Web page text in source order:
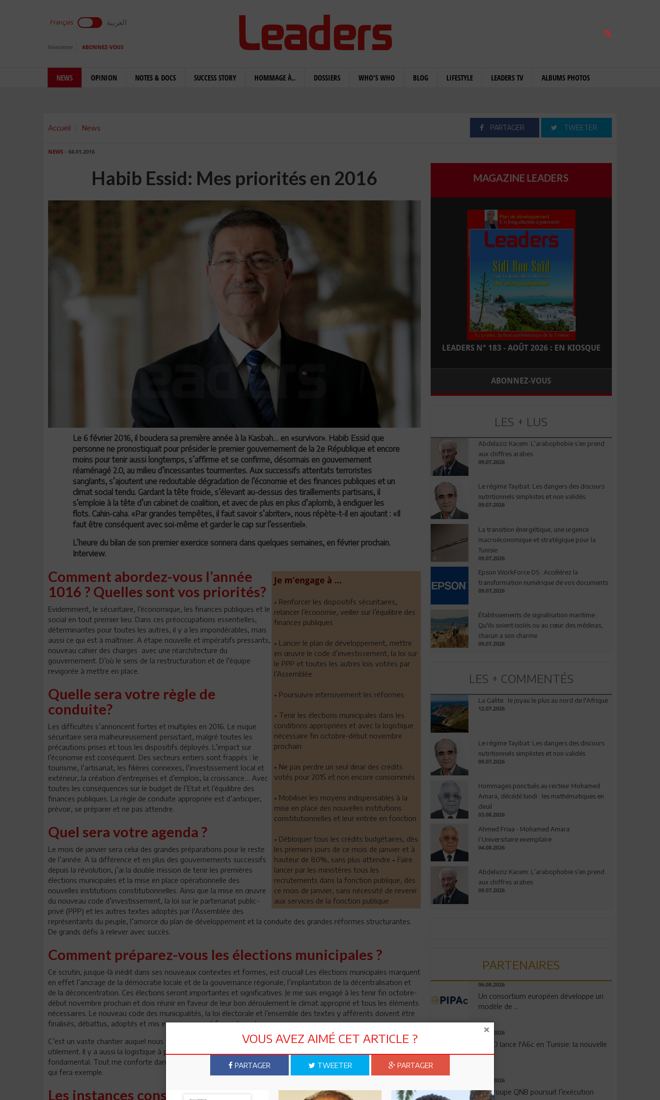
Français العربية
Newsletter ABONNEZ-VOUS
NEWS OPINION NOTES & DOCS SUCCESS STORY HOMMAGE À.. DOSSIERS WHO'S WHO BLOG LIFESTYLE LEADERS TV ALBUMS PHOTOS
Accueil News PARTAGER TWEETER
NEWS - 04.01.2016
Habib Essid: Mes priorités en 2016
Le 6 février 2016, il bouclera sa première année à la Kasbah… en «survivor». Habib Essid que
personne ne pronostiquait pour présider le premier gouvernement de la 2e République et encore
moins pour tenir aussi longtemps, s’affirme et se confirme, désormais en gouvernement
réaménagé 2.0, au milieu d’incessantes tourmentes. Aux successifs attentats terroristes
sanglants, s’ajoutent une redoutable dégradation de l’économie et des finances publiques et un
climat social tendu. Gardant la tête froide, s’élevant au-dessus des tiraillements partisans, il
s’emploie à la tête d’un cabinet de coalition, et avec de plus en plus d’aplomb, à endiguer les
flots. Cahin-caha. «Par grandes tempêtes, il faut savoir s’abriter», nous répète-t-il en ajoutant : «Il
faut être conséquent avec soi-même et garder le cap sur l’essentiel».
L’heure du bilan de son premier exercice sonnera dans quelques semaines, en février prochain.
Interview.
Je m’engage à …
• Renforcer les dispositifs sécuritaires,
relancer l’économie, veiller sur l’équilibre des
finances publiques
• Lancer le plan de développement, mettre
en œuvre le code d’investissement, la loi sur
le PPP et toutes les autres lois votées par
l’Assemblée
• Poursuivre intensivement les réformes
• Tenir les élections municipales dans les
conditions appropriées et avec la logistique
nécessaire fin octobre-début novembre
prochain
• Ne pas perdre un seul dinar des crédits
votés pour 2015 et non encore consommés
• Mobiliser les moyens indispensables à la
mise en place des nouvelles institutions
constitutionnelles et leur entrée en fonction
• Débloquer tous les crédits budgétaires, dès
les premiers jours de ce mois de janvier et à
hauteur de 80%, sans plus attendre • Faire
lancer par les ministères tous les
recrutements dans la fonction publique, dès
ce mois de janvier, sans nécessité de revenir
aux services de la fonction publique
Comment abordez-vous l’année
1016 ? Quelles sont vos priorités?
Evidemment, le sécuritaire, l’économique, les finances publiques et le
social en tout premier lieu. Dans ces préoccupations essentielles,
déterminantes pour toutes les autres, il y a les impondérables, mais
aussi ce qui est à maîtriser. A étape nouvelle et impératifs pressants,
nouveau cahier des charges avec une réarchitecture du
gouvernement. D’où le sens de la restructuration et de l’équipe
revigorée à mettre en place.
Quelle sera votre règle de
conduite?
Les difficultés s’annoncent fortes et multiples en 2016. Le risque
sécuritaire sera malheureusement persistant, malgré toutes les
précautions prises et tous les dispositifs déployés. L’impact sur
l’économie est conséquent. Des secteurs entiers sont frappés : le
tourisme, l’artisanat, les filières connexes, l’investissement local et
extérieur, la création d’entreprises et d’emplois, la croissance… Avec
toutes les conséquences sur le budget de l’Etat et l’équilibre des
finances publiques. La règle de conduite appropriée est d’anticiper,
prévoir, se préparer et ne pas attendre.
Quel sera votre agenda ?
Le mois de janvier sera celui des grandes préparations pour le reste
de l’année. A la différence et en plus des gouvernements successifs
depuis la révolution, j’ai la double mission de tenir les premières
élections municipales et la mise en place opérationnelle des
nouvelles institutions constitutionnelles. Ainsi que la mise en œuvre
du nouveau code d’investissement, la loi sur le partenariat public-
privé (PPP) et les autres textes adoptés par l’Assemblée des
représentants du peuple, l’amorce du plan de développement et la conduite des grandes réformes structurantes.
De grands défis à relever avec succès.
Comment préparez-vous les élections municipales ?
Ce scrutin, jusque-là inédit dans ses nouveaux contextes et formes, est crucial! Les élections municipales marquent
en effet l’ancrage de la démocratie locale et de la gouvernance régionale, l’implantation de la décentralisation et
de la déconcentration. Ces élections seront importantes et significatives. Je me suis engagé à les tenir fin octobre-
début novembre prochain et dois réunir en faveur de leur bon déroulement le climat approprié et tous les éléments
nécessaires. Le nouveau code des municipalités, la loi électorale et l’ensemble des textes y afférents doivent être
finalisés, débattus, adoptés et mis en œuvre avant fin avril prochain.
C’est un vaste chantier auquel nous nous consacrons depuis le début de l’année dernière et qui progresse
utilement. Il y a aussi la logistique à prévoir. C’est pour moi, comme pour tous les Tunisiens, un objectif
fondamental. Tout me conforte dans l’idée que ce sera, avec le concours de tous, une nouvelle réussite tunisienne
qui fera exemple.
Les instances constitutionnelles seront-elles
MAGAZINE LEADERS
LEADERS N° 183 - AOÛT 2026 : EN KIOSQUE
ABONNEZ-VOUS
LES + LUS
Abdelaziz Kacem: L’arabophobie s’en prend
aux chiffres arabes
09.07.2026
Le régime Tayibat: Les dangers des discours
nutritionnels simplistes et non validés
09.07.2026
La transition énergétique, une urgence
macroéconomique et stratégique pour la
Tunisie
09.07.2026
Epson WorkForce DS : Accélérez la
transformation numérique de vos documents
09.07.2026
Établissements de signalisation maritime :
Qu'ils soient isolés ou au cœur des médinas,
chacun a son charme
09.07.2026
LES + COMMENTÉS
La Galite : le joyau le plus au nord de l'Afrique
12.07.2026
Le régime Tayibat: Les dangers des discours
nutritionnels simplistes et non validés
09.07.2026
Hommages ponctués au recteur Mohamed
Amara, décédé lundi : les mathématiques en
deuil
03.08.2026
Ahmed Friaa - Mohamed Amara:
l’Universitaire exemplaire
04.08.2026
Abdelaziz Kacem: L’arabophobie s’en prend
aux chiffres arabes
09.07.2026
PARTENAIRES
06.08.2026
Un consortium européen développe un
modèle de ...
04.08.2026
OPPO lance l'A6c en Tunisie: la nouvelle
...
29.07.2026
Le Groupe QNB poursuit l’exécution
VOUS AVEZ AIMÉ CET ARTICLE ?
PARTAGER TWEETER PARTAGER